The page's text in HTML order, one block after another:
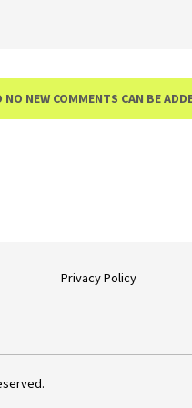
NEW COMMENTS CAN BE
Privacy Policy